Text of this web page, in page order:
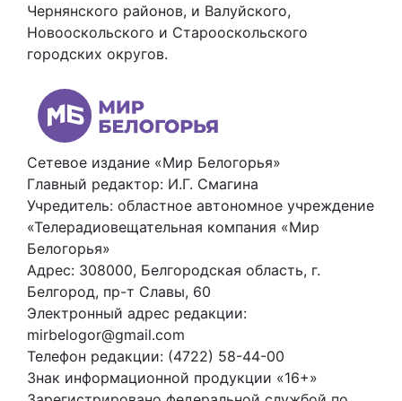
Чернянского районов, и Валуйского,
Новооскольского и Старооскольского
городских округов.
Сетевое издание «Мир Белогорья»
Главный редактор: И.Г. Смагина
Учредитель: областное автономное учреждение
«Телерадиовещательная компания «Мир
Белогорья»
Адрес: 308000, Белгородская область, г.
Белгород, пр-т Славы, 60
Электронный адрес редакции:
mirbelogor@gmail.com
Телефон редакции: (4722) 58-44-00
Знак информационной продукции «16+»